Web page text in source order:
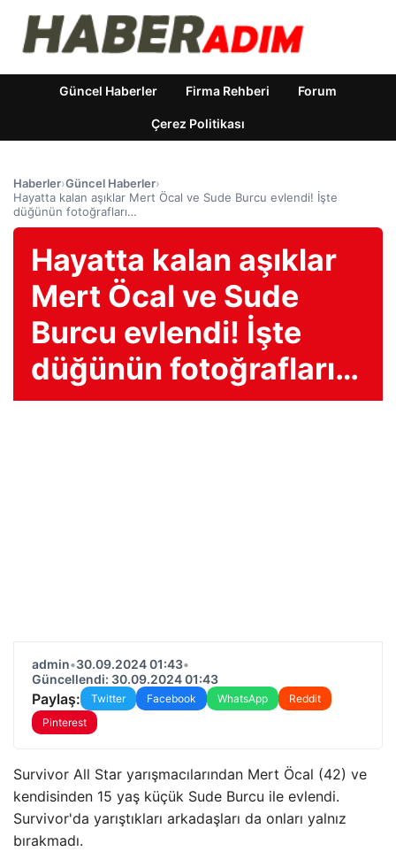
Güncel Haberler Firma Rehberi Forum
Çerez Politikası
Haberler›Güncel Haberler›
Hayatta kalan aşıklar Mert Öcal ve Sude Burcu evlendi! İşte
düğünün fotoğrafları…
Hayatta kalan aşıklar
Mert Öcal ve Sude
Burcu evlendi! İşte
düğünün fotoğrafları…
admin•30.09.2024 01:43•
Güncellendi: 30.09.2024 01:43
Paylaş: Twitter Facebook WhatsApp
Reddit
Pinterest
Survivor All Star yarışmacılarından Mert Öcal (42) ve
kendisinden 15 yaş küçük Sude Burcu ile evlendi.
Survivor'da yarıştıkları arkadaşları da onları yalnız
bırakmadı.